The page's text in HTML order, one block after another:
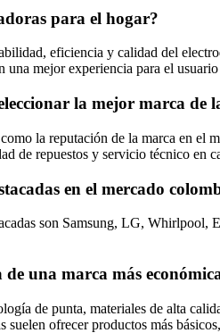
para el hogar?
eficiencia y calidad del
mejor experiencia para el
la mejor marca de
la reputación de la marca en
de repuestos y servicio técnico en
en el mercado
son Samsung, LG,
una marca más
de punta, materiales de alta
ofrecer productos más